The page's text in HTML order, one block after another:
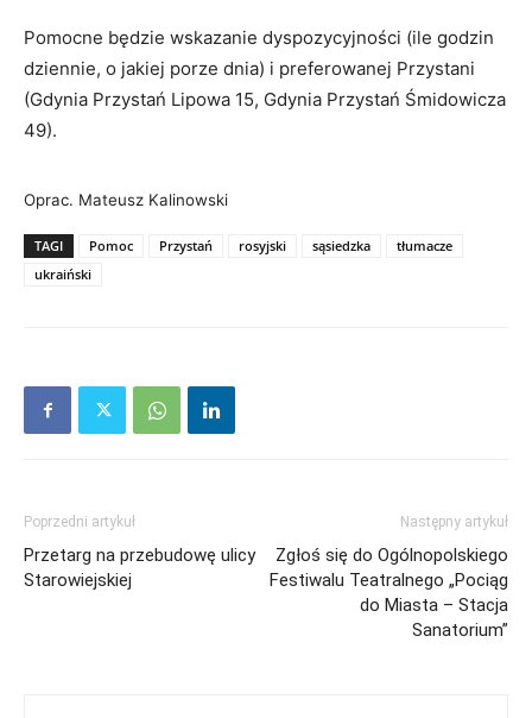
Pomocne będzie wskazanie dyspozycyjności (ile godzin
dziennie, o jakiej porze dnia) i preferowanej Przystani
(Gdynia Przystań Lipowa 15, Gdynia Przystań Śmidowicza
49).
Oprac. Mateusz Kalinowski
TAGI Pomoc Przystań rosyjski sąsiedzka
tłumacze
ukraiński
Poprzedni artykuł
Przetarg na przebudowę ulicy
Starowiejskiej
Następny artykuł
Zgłoś się do Ogólnopolskiego
Festiwalu Teatralnego „Pociąg
do Miasta – Stacja
Sanatorium”